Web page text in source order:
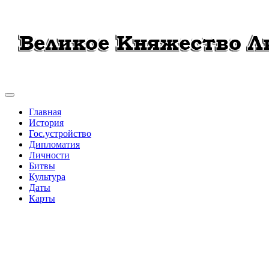
Главная
История
Гос.устройство
Дипломатия
Личности
Битвы
Культура
Даты
Карты